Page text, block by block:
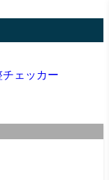
ェッカー